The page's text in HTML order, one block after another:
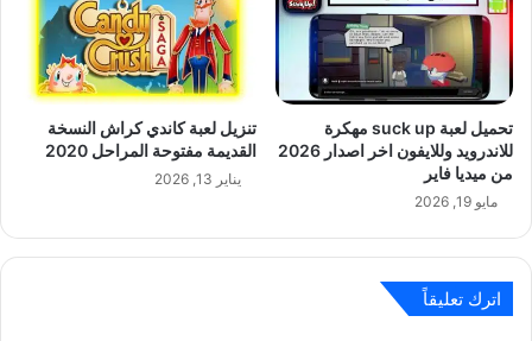
تحميل لعبة suck up مهكرة
للاندرويد وللايفون اخر اصدار 2026
من ميديا فاير
مايو 19, 2026
تنزيل لعبة كاندي كراش النسخة
القديمة مفتوحة المراحل 2020
يناير 13, 2026
اترك تعليقاً